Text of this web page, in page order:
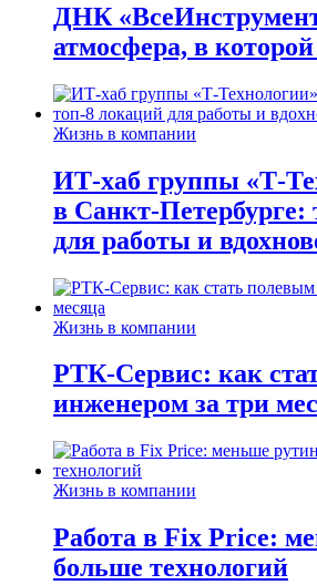
ДНК
атмосфера, в
Жизнь в компании
ИТ-хаб группы «Т-
в Санкт-Петербурге:
для работы и
Жизнь в компании
РТК-Сервис: как
инженером за три
Жизнь в компании
Работа в Fix Price:
больше технологий